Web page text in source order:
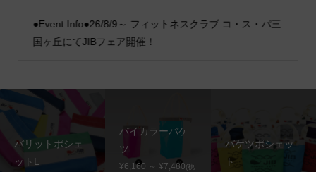
●Event Info●26/8/9～ フィットネスクラブ コ・ス・パ三
国ヶ丘にてJIBフェア開催！
バリットポシェ
ットL
バイカラーバケ
ツ
¥6,160 ～ ¥7,480(税
バケツポシェッ
ト